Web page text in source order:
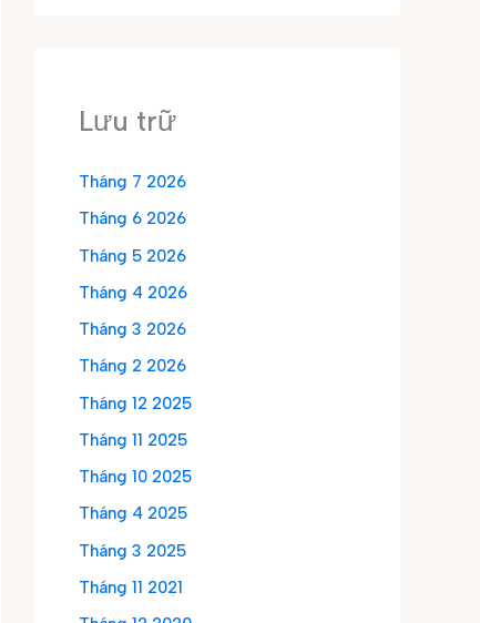
Lưu trữ
Tháng 7 2026
Tháng 6 2026
Tháng 5 2026
Tháng 4 2026
Tháng 3 2026
Tháng 2 2026
Tháng 12 2025
Tháng 11 2025
Tháng 10 2025
Tháng 4 2025
Tháng 3 2025
Tháng 11 2021